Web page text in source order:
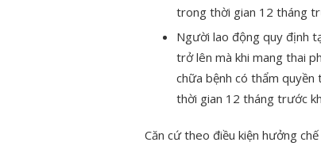
trong thời gian 12 tháng
Người lao động quy định
trở lên mà khi mang thai
chữa bệnh có thẩm
thời gian 12 tháng trước
Căn cứ theo điều kiện hưởng